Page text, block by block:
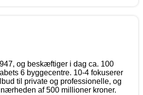
og beskæftiger i dag ca. 100
6 byggecentre. 10-4 fokuserer
til private og professionelle, og
af 500 millioner kroner.